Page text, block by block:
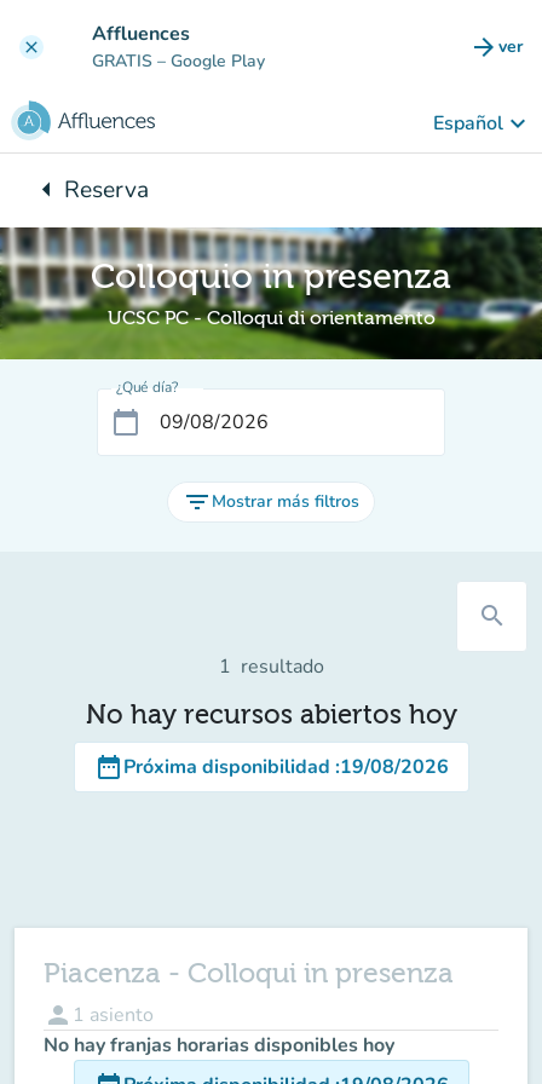
clear Affluences
GRATIS – Google Play arrow_forward ver
Español keyboard_arrow_down
arrow_leftVuelta:
Reserva
Colloquio in presenza
UCSC PC - Colloqui di orientamento
¿Qué día?
calendar_today
filter_list Mostrar más filtros
search
1 resultado
No hay recursos abiertos hoy
date_rangePróxima disponibilidad :19/08/2026
Piacenza - Colloqui in presenza
person 1 asiento
No hay franjas horarias disponibles hoy